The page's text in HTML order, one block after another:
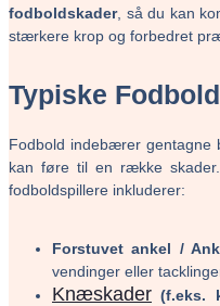
fodboldskader, så du kan
stærkere krop og forbedret
Typiske
Fodbold indebærer gentagne
kan føre til en række
fodboldspillere inkluderer:
Forstuvet ankel /
vendinger eller
Knæskader (f.eks.